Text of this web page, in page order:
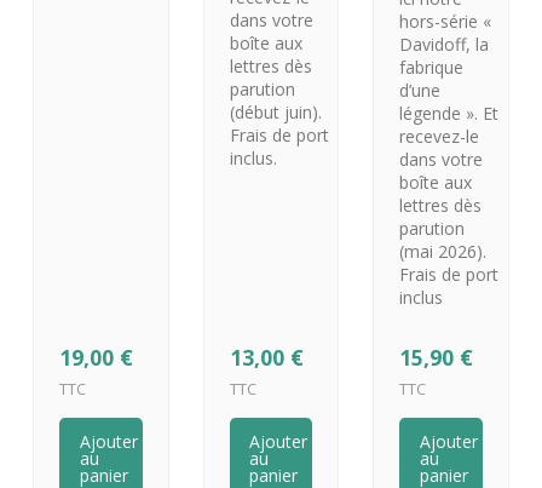
19,00 €
TTC
Ajouter
au
panier
dans votre
boîte aux
lettres dès
parution
(début juin).
Frais de port
inclus.
13,00 €
TTC
Ajouter
au
panier
hors-série «
Davidoff, la
fabrique
d’une
légende ». Et
recevez-le
dans votre
boîte aux
lettres dès
parution
(mai 2026).
Frais de port
inclus
15,90 €
TTC
Ajouter
au
panier